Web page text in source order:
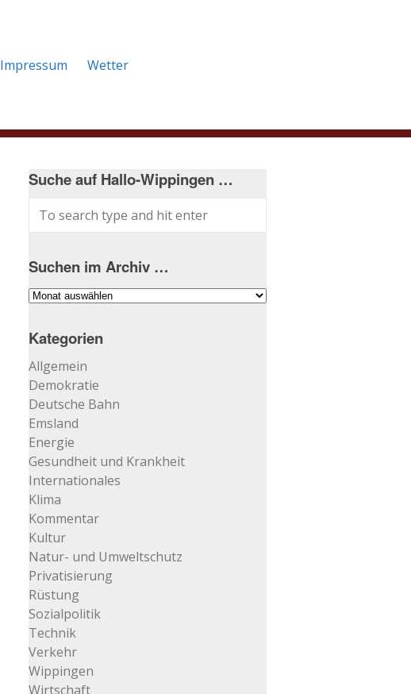
Impressum Wetter
Suche auf Hallo-Wippingen …
Suchen im Archiv …
Suchen
Archiv
Kategorien
Allgemein
Demokratie
Deutsche Bahn
Emsland
Energie
Gesundheit und Krankheit
Internationales
Klima
Kommentar
Kultur
Natur- und Umweltschutz
Privatisierung
Rüstung
Sozialpolitik
Technik
Verkehr
Wippingen
Wirtschaft